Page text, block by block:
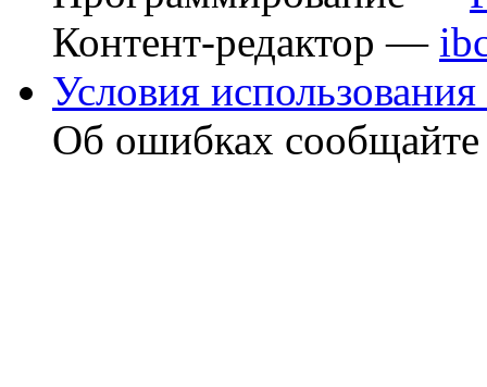
Контент-редактор —
Условия использования
Об ошибках